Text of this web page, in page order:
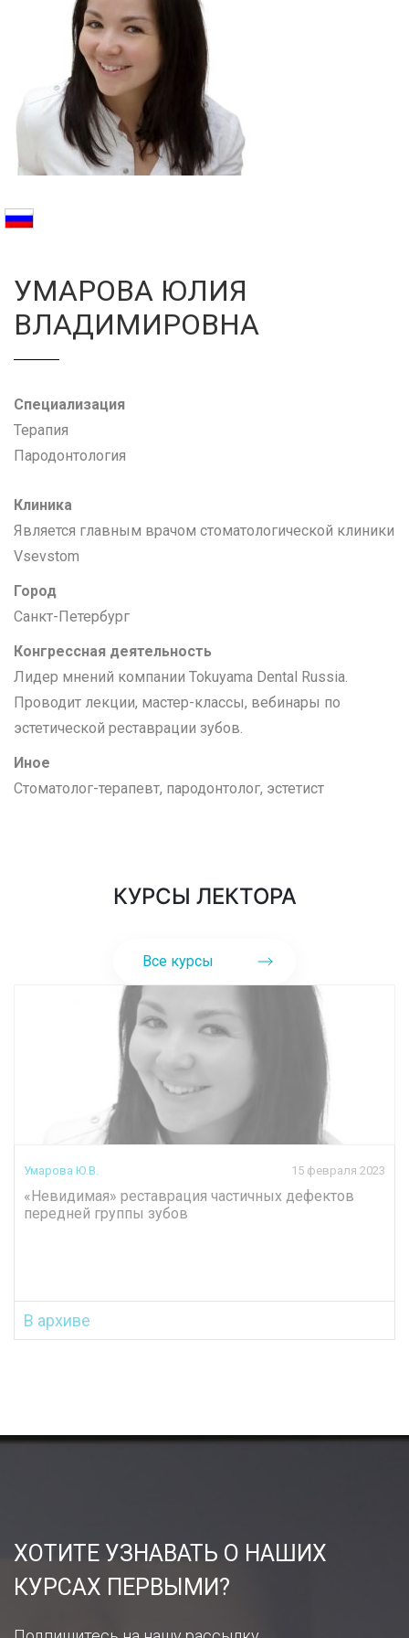
Галерея
Контакты
УМАРОВА ЮЛИЯ
ВЛАДИМИРОВНА
Специализация
Терапия
Пародонтология
Клиника
Является главным врачом стоматологической клиники
Vsevstom
Город
Санкт-Петербург
Конгрессная деятельность
Лидер мнений компании Tokuyama Dental Russia.
Проводит лекции, мастер-классы, вебинары по
эстетической реставрации зубов.
Иное
Стоматолог-терапевт, пародонтолог, эстетист
КУРСЫ ЛЕКТОРА
Все курсы
Умарова Ю.В. 15 февраля 2023
«Невидимая» реставрация частичных дефектов
передней группы зубов
В архиве
ХОТИТЕ УЗНАВАТЬ О НАШИХ
КУРСАХ ПЕРВЫМИ?